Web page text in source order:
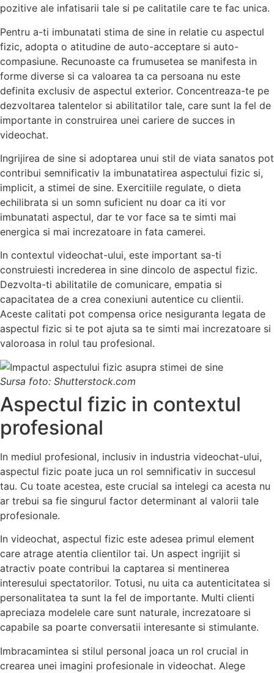
pozitive ale infatisarii tale si pe calitatile care te fac unica.
Pentru a-ti imbunatati stima de sine in relatie cu aspectul
fizic, adopta o atitudine de auto-acceptare si auto-
compasiune. Recunoaste ca frumusetea se manifesta in
forme diverse si ca valoarea ta ca persoana nu este
definita exclusiv de aspectul exterior. Concentreaza-te pe
dezvoltarea talentelor si abilitatilor tale, care sunt la fel de
importante in construirea unei cariere de succes in
videochat.
Ingrijirea de sine si adoptarea unui stil de viata sanatos pot
contribui semnificativ la imbunatatirea aspectului fizic si,
implicit, a stimei de sine. Exercitiile regulate, o dieta
echilibrata si un somn suficient nu doar ca iti vor
imbunatati aspectul, dar te vor face sa te simti mai
energica si mai increzatoare in fata camerei.
In contextul videochat-ului, este important sa-ti
construiesti increderea in sine dincolo de aspectul fizic.
Dezvolta-ti abilitatile de comunicare, empatia si
capacitatea de a crea conexiuni autentice cu clientii.
Aceste calitati pot compensa orice nesiguranta legata de
aspectul fizic si te pot ajuta sa te simti mai increzatoare si
valoroasa in rolul tau profesional.
Sursa foto: Shutterstock.com
Aspectul fizic in contextul
profesional
In mediul profesional, inclusiv in industria videochat-ului,
aspectul fizic poate juca un rol semnificativ in succesul
tau. Cu toate acestea, este crucial sa intelegi ca acesta nu
ar trebui sa fie singurul factor determinant al valorii tale
profesionale.
In videochat, aspectul fizic este adesea primul element
care atrage atentia clientilor tai. Un aspect ingrijit si
atractiv poate contribui la captarea si mentinerea
interesului spectatorilor. Totusi, nu uita ca autenticitatea si
personalitatea ta sunt la fel de importante. Multi clienti
apreciaza modelele care sunt naturale, increzatoare si
capabile sa poarte conversatii interesante si stimulante.
Imbracamintea si stilul personal joaca un rol crucial in
crearea unei imagini profesionale in videochat. Alege